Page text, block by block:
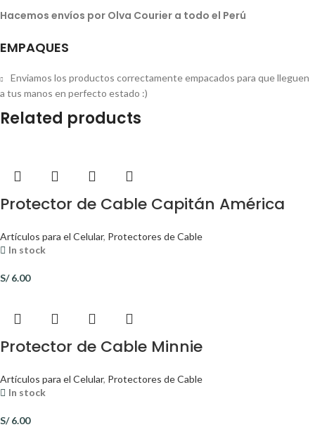
Hacemos envíos por Olva Courier a todo el Perú
EMPAQUES
Enviamos los productos correctamente empacados para que lleguen
a tus manos en perfecto estado :)
Related products
Protector de Cable Capitán América
Artículos para el Celular, Protectores de Cable
In stock
S/6.00
Protector de Cable Minnie
Artículos para el Celular, Protectores de Cable
In stock
S/6.00